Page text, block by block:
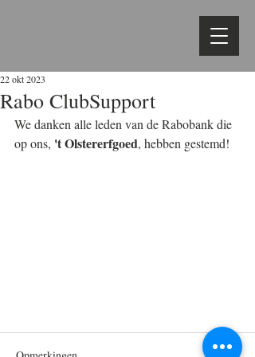
Rabo ClubSupport
22 okt 2023
We danken alle leden van de Rabobank die
op ons, 't Olstererfgoed, hebben gestemd!